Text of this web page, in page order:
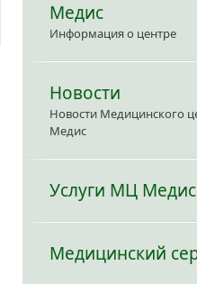
Медис
Информация о центре
Новости
Новости Медицинского
Медис
Услуги МЦ
Медицинский